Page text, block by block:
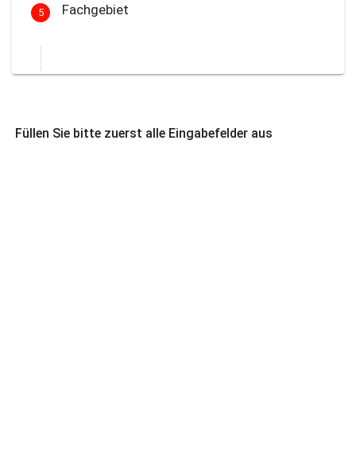
5 Fachgebiet
Füllen Sie bitte zuerst alle Eingabefelder aus